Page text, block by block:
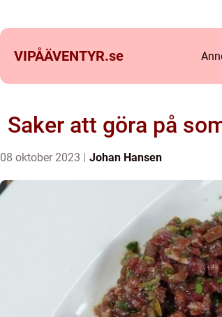
VIPÅÄVENTYR.se
Saker att göra på
08 oktober 2023 Johan Hansen